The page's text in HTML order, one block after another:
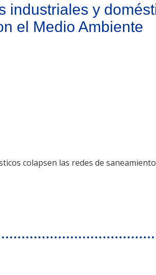
industriales y
el Medio Ambiente
colapsen las redes de
Económico respetuoso con el Medio Ambiente